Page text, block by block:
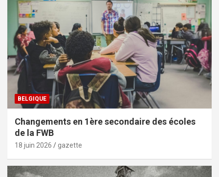
BELGIQUE
Changements en 1ère secondaire des écoles
de la FWB
18 juin 2026 gazette